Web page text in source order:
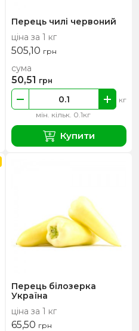
Перець чилі червоний
ціна за 1 кг
505,10 грн
мін. кільк. 0.1кг
кг
сума
50,51 грн
Купити
Перець білозерка
Україна
ціна за 1 кг
65,50 грн